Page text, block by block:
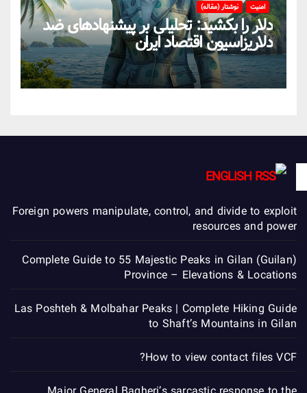
امنیت نوشتار (مقاله)
دلار را بکشید: تحلیلی بر پیشنهادهای ضد
دلاریزاسیون اقتصاد ایران
ENGLISH
Foreign powers manipulate, control, and divide to exploit
resources and power
Complete Guide to 55 Majestic Peaks in Gilan (Guilan)
Province – Elevations & Locations
Las Poshteh & Molbahar Peaks | Complete Hiking Guide
to Shaft’s Mountains in Gilan
How to view contact files VCF?